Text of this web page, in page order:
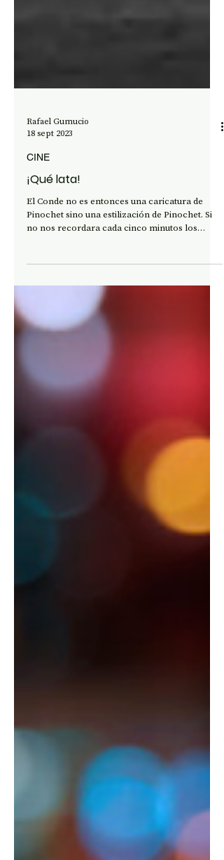
Rafael Gumucio
¡Qué lata!
El Conde no es entonces una caricatura de
Pinochet sino una estilización de Pinochet. Si
no nos recordara cada cinco minutos los
hechos de